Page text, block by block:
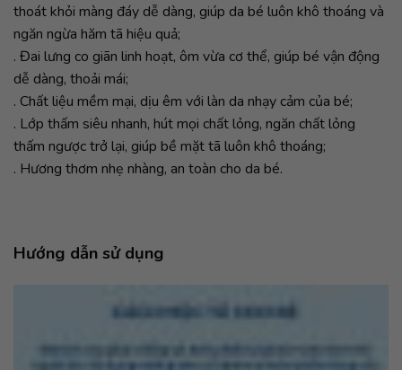
thoát khỏi màng đáy dễ dàng, giúp da bé luôn khô thoáng và
ngăn ngừa hăm tã hiệu quả;
. Đai lưng co giãn linh hoạt, ôm vừa cơ thể, giúp bé vận động
dễ dàng, thoải mái;
. Chất liệu mềm mại, dịu êm với làn da nhạy cảm của bé;
. Lớp thấm siêu nhanh, hút mọi chất lỏng, ngăn chất lỏng
thấm ngược trở lại, giúp bề mặt tã luôn khô thoáng;
. Hương thơm nhẹ nhàng, an toàn cho da bé.
Hướng dẫn sử dụng